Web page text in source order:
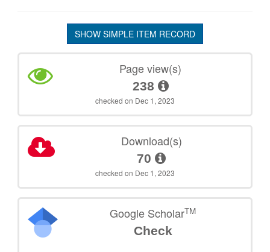
SHOW SIMPLE ITEM RECORD
Page view(s)
238
checked on Dec 1, 2023
Download(s)
70
checked on Dec 1, 2023
Google ScholarTM
Check